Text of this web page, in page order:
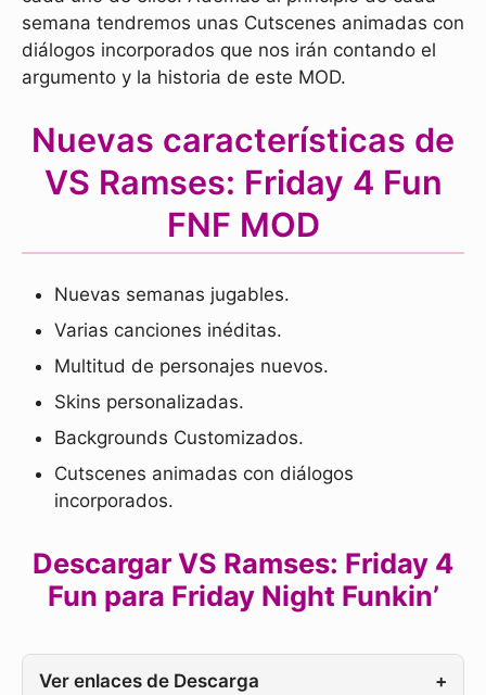
semana tendremos unas Cutscenes animadas con
diálogos incorporados que nos irán contando el
argumento y la historia de este MOD.
Nuevas características de
VS Ramses: Friday 4 Fun
FNF MOD
Nuevas semanas jugables.
Varias canciones inéditas.
Multitud de personajes nuevos.
Skins personalizadas.
Backgrounds Customizados.
Cutscenes animadas con diálogos
incorporados.
Descargar VS Ramses: Friday 4
Fun para Friday Night Funkin’
Ver enlaces de Descarga +